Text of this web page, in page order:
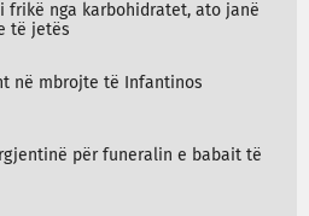
frikë nga karbohidratet, ato janë
të jetës
në mbrojte të Infantinos
për funeralin e babait të